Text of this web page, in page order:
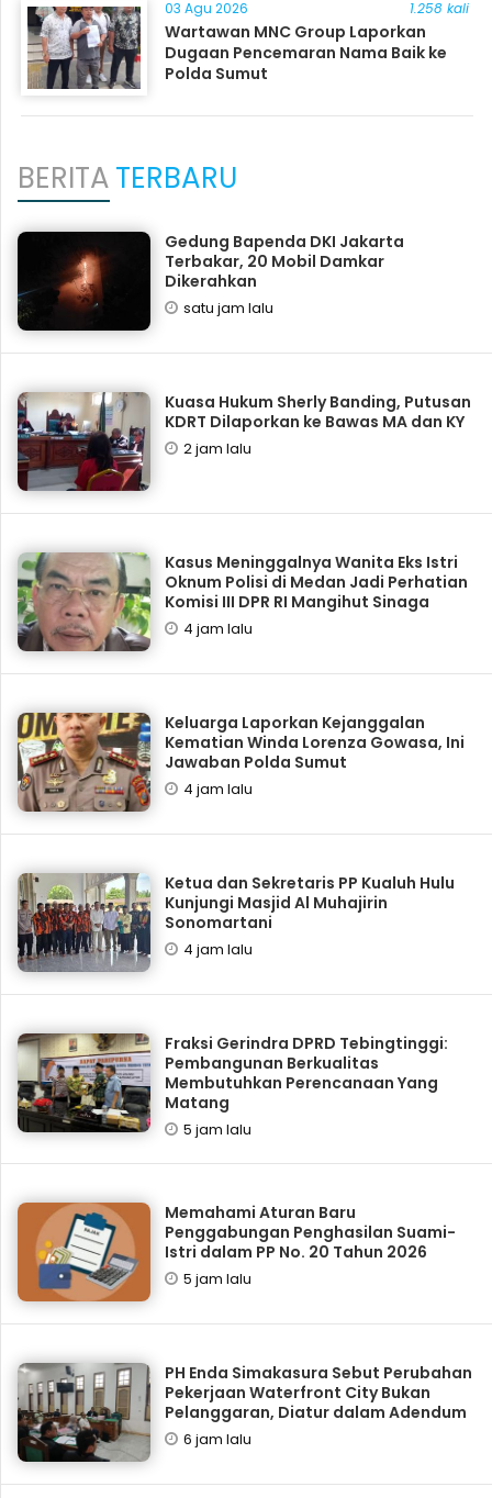
03 Agu 2026 1.258 kali
Wartawan MNC Group Laporkan
Dugaan Pencemaran Nama Baik ke
Polda Sumut
BERITATERBARU
Gedung Bapenda DKI Jakarta
Terbakar, 20 Mobil Damkar
Dikerahkan
satu jam lalu
Kuasa Hukum Sherly Banding, Putusan
KDRT Dilaporkan ke Bawas MA dan KY
2 jam lalu
Kasus Meninggalnya Wanita Eks Istri
Oknum Polisi di Medan Jadi Perhatian
Komisi III DPR RI Mangihut Sinaga
4 jam lalu
Keluarga Laporkan Kejanggalan
Kematian Winda Lorenza Gowasa, Ini
Jawaban Polda Sumut
4 jam lalu
Ketua dan Sekretaris PP Kualuh Hulu
Kunjungi Masjid Al Muhajirin
Sonomartani
4 jam lalu
Fraksi Gerindra DPRD Tebingtinggi:
Pembangunan Berkualitas
Membutuhkan Perencanaan Yang
Matang
5 jam lalu
Memahami Aturan Baru
Penggabungan Penghasilan Suami-
Istri dalam PP No. 20 Tahun 2026
5 jam lalu
PH Enda Simakasura Sebut Perubahan
Pekerjaan Waterfront City Bukan
Pelanggaran, Diatur dalam Adendum
6 jam lalu